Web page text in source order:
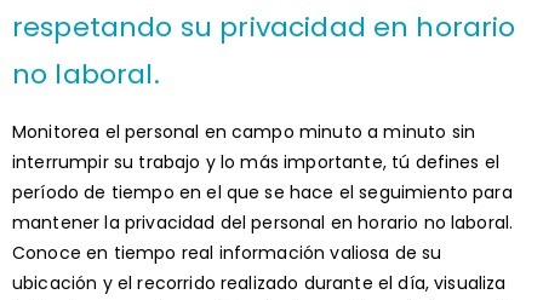
respetando su privacidad en horario
no laboral.
Monitorea el personal en campo minuto a minuto sin
interrumpir su trabajo y lo más importante, tú defines el
período de tiempo en el que se hace el seguimiento para
mantener la privacidad del personal en horario no laboral.
Conoce en tiempo real información valiosa de su
ubicación y el recorrido realizado durante el día, visualiza